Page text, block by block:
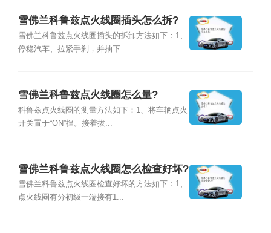
雪佛兰科鲁兹点火线圈插头怎么拆?
雪佛兰科鲁兹点火线圈插头的拆卸方法如下：1、
停稳汽车、拉紧手刹，并抽下...
雪佛兰科鲁兹点火线圈怎么量?
科鲁兹点火线圈的测量方法如下：1、将车辆点火
开关置于“ON”挡。接着拔...
雪佛兰科鲁兹点火线圈怎么检查好坏?
雪佛兰科鲁兹点火线圈检查好坏的方法如下：1、
点火线圈有分初级一端接有1...